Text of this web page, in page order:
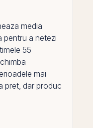
media
pentru a netezi
55
mai
pret, dar produc